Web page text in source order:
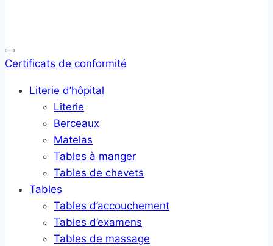
Certificats de conformité
Literie d’hôpital
Literie
Berceaux
Matelas
Tables à manger
Tables de chevets
Tables
Tables d’accouchement
Tables d’examens
Tables de massage